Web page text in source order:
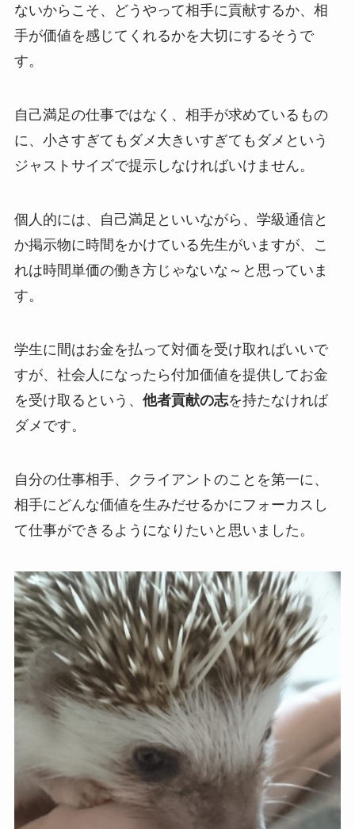
ないからこそ、どうやって相手に貢献するか、相
手が価値を感じてくれるかを大切にするそうで
す。
自己満足の仕事ではなく、 相手が求めているもの
に、小さすぎてもダメ大きいすぎてもダメという
ジャストサイズで提示しなければいけません。
個人的には、自己満足といいながら、学級通信と
か掲示物に時間をかけている先生がいますが、こ
れは時間単価の働き方じゃないな～と思っていま
す。
学生に間はお金を払って対価を受け取ればいいで
すが、社会人になったら付加価値を提供してお金
を受け取るという、 他者貢献の志を持たなければ
ダメです。
自分の仕事相手、クライアントのことを第一に、
相手にどんな価値を生みだせるかにフォーカスし
て仕事ができるようになりたいと思いました。